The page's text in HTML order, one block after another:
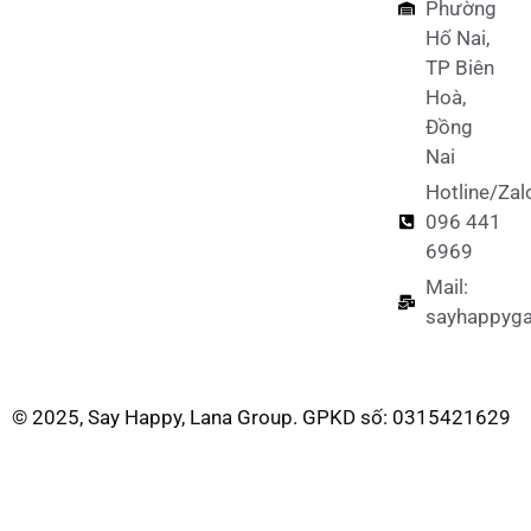
Phường
Hố Nai,
TP Biên
Hoà,
Đồng
Nai
Hotline/
096 441
6969
Mail:
© 2025, Say Happy, Lana Group. GPKD số: 0315421629